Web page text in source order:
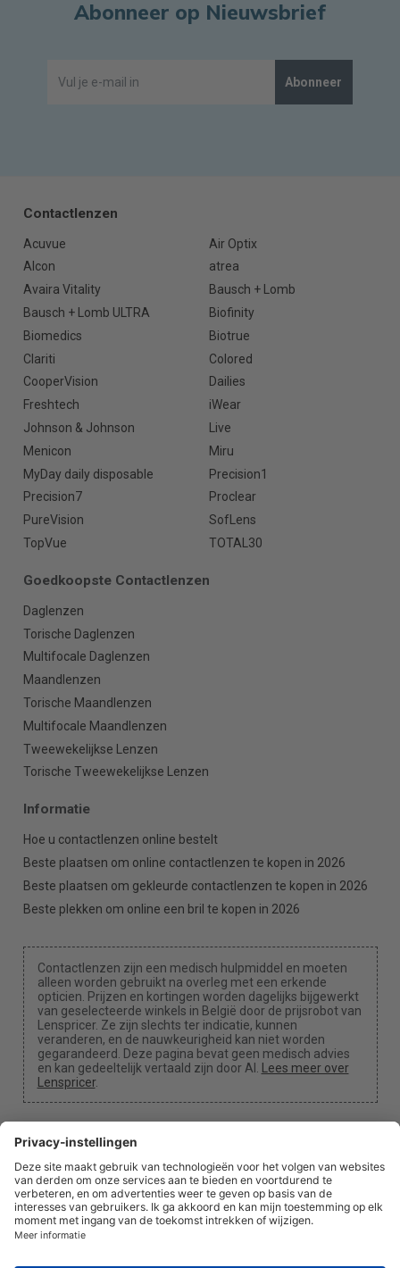
Abonneer op Nieuwsbrief
Abonneer
Contactlenzen
Acuvue
Air Optix
Alcon
atrea
Avaira Vitality
Bausch + Lomb
Bausch + Lomb ULTRA
Biofinity
Biomedics
Biotrue
Clariti
Colored
CooperVision
Dailies
Freshtech
iWear
Johnson & Johnson
Live
Menicon
Miru
MyDay daily disposable
Precision1
Precision7
Proclear
PureVision
SofLens
TopVue
TOTAL30
Goedkoopste Contactlenzen
Daglenzen
Torische Daglenzen
Multifocale Daglenzen
Maandlenzen
Torische Maandlenzen
Multifocale Maandlenzen
Tweewekelijkse Lenzen
Torische Tweewekelijkse Lenzen
Informatie
Hoe u contactlenzen online bestelt
Beste plaatsen om online contactlenzen te kopen in 2026
Beste plaatsen om gekleurde contactlenzen te kopen in 2026
Beste plekken om online een bril te kopen in 2026
Contactlenzen zijn een medisch hulpmiddel en moeten
alleen worden gebruikt na overleg met een erkende
opticien. Prijzen en kortingen worden dagelijks bijgewerkt
van geselecteerde winkels in België door de prijsrobot van
Lenspricer. Ze zijn slechts ter indicatie, kunnen
veranderen, en de nauwkeurigheid kan niet worden
gegarandeerd. Deze pagina bevat geen medisch advies
en kan gedeeltelijk vertaald zijn door AI. Lees meer over
Lenspricer.
Cookie-instellingen
We kunnen een commissie ontvangen als je een van